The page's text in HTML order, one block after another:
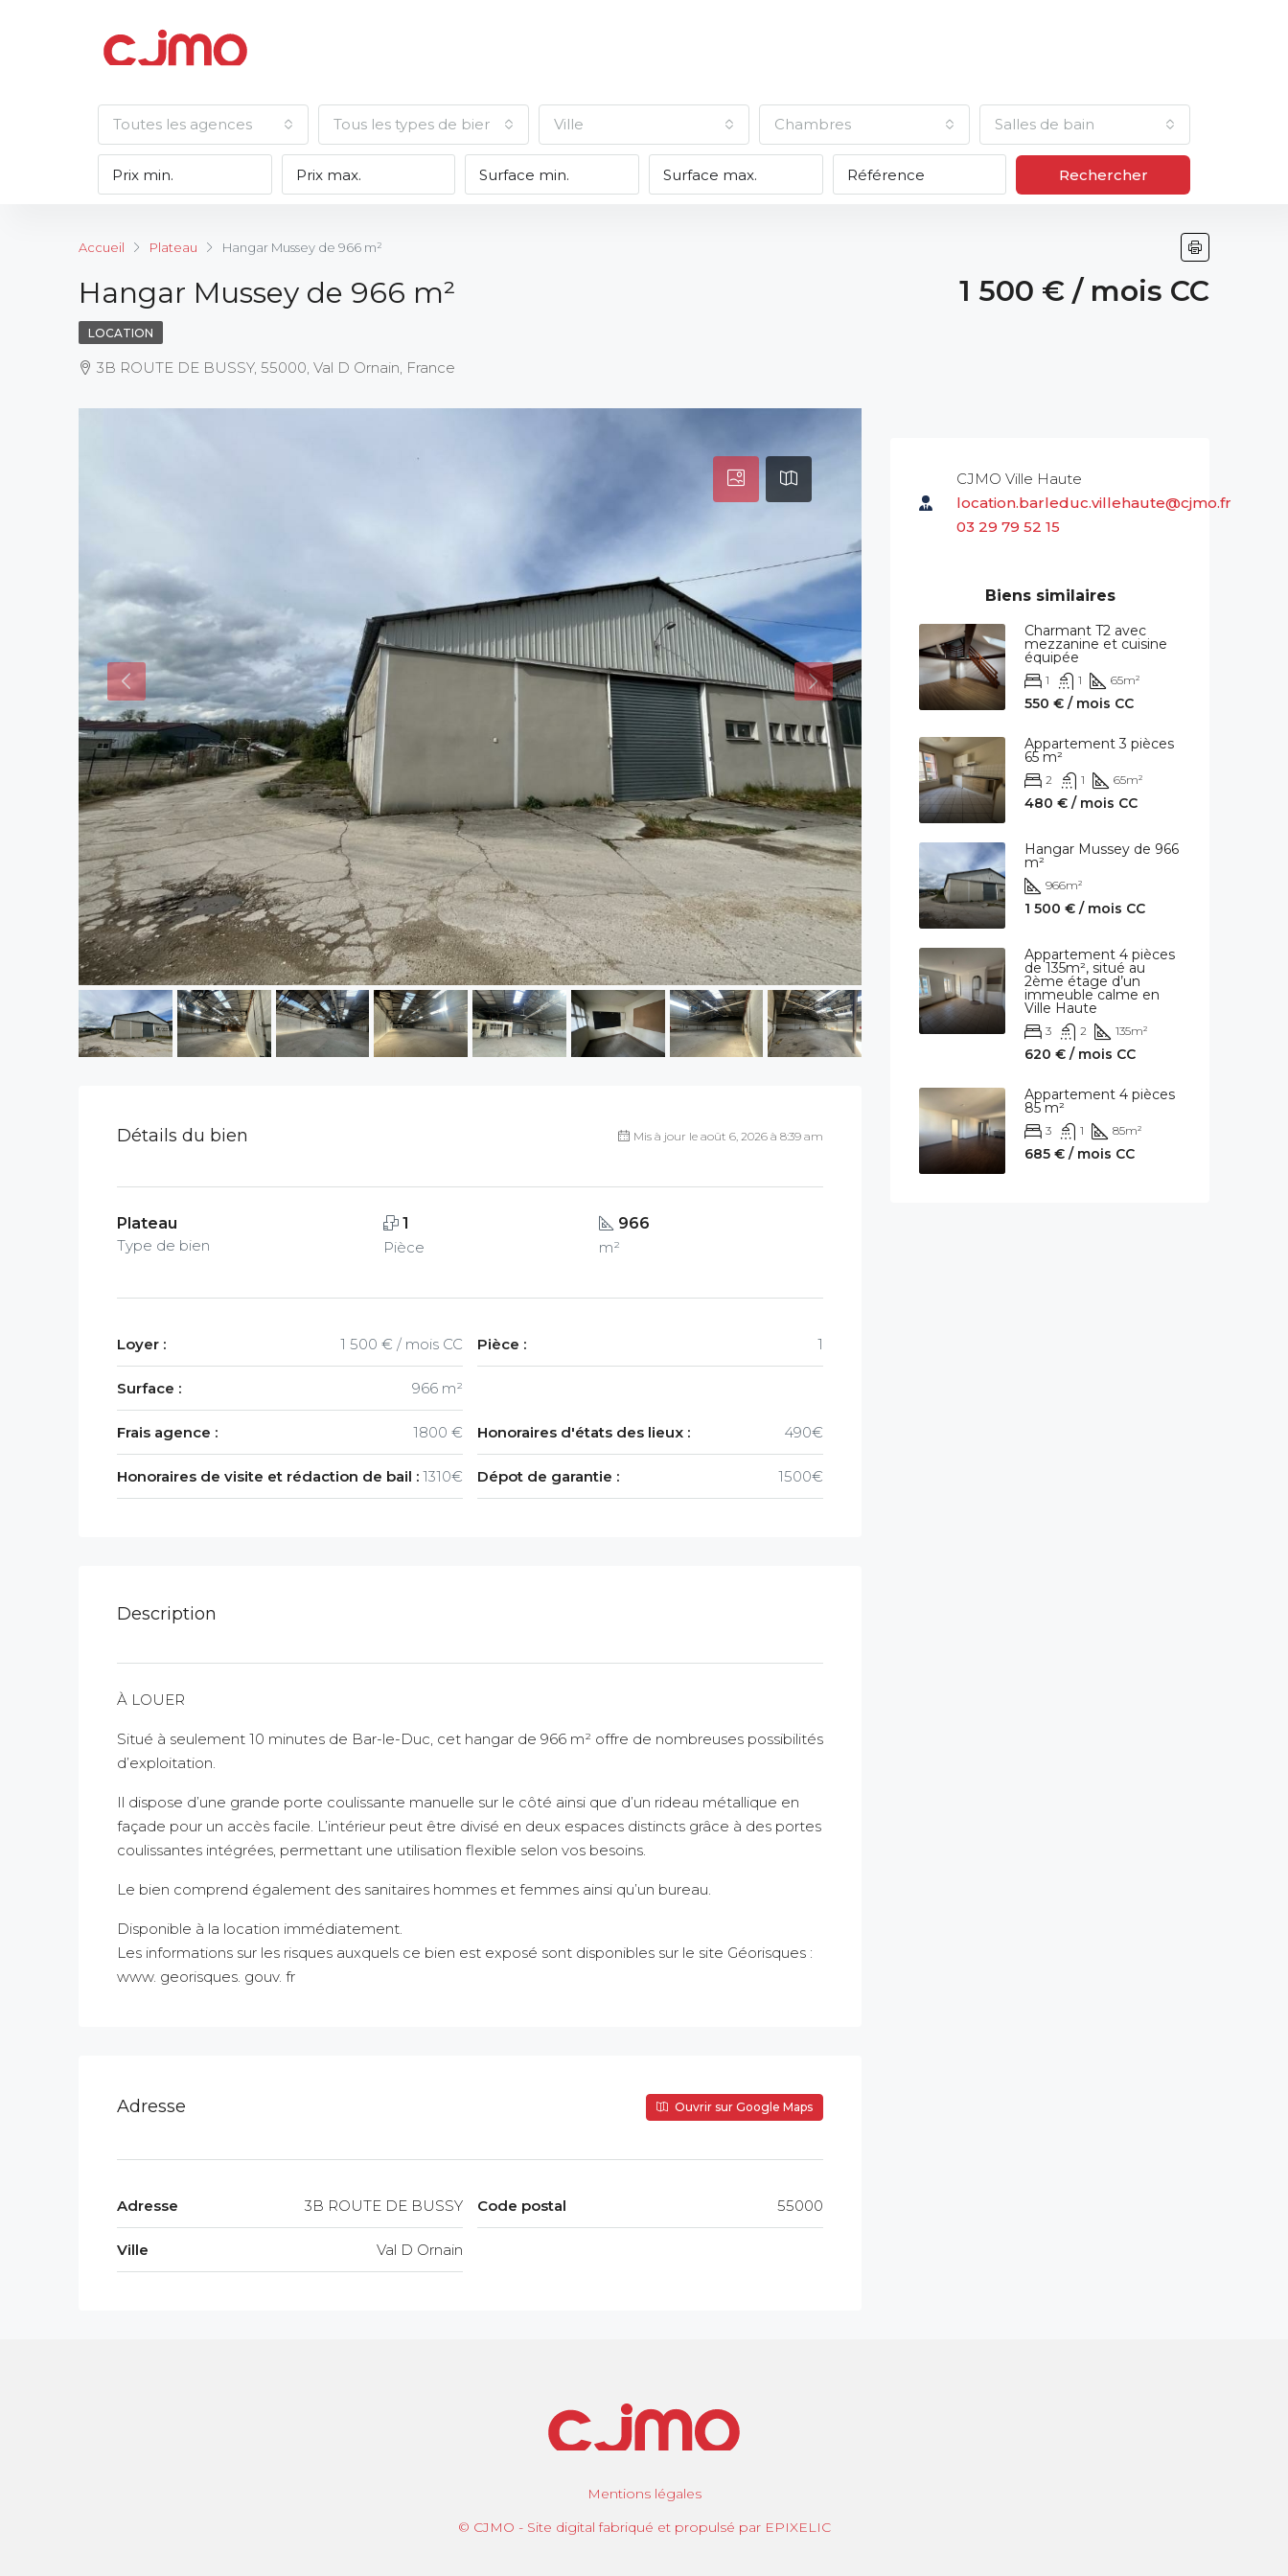
Toutes les agences Tous les types de biens Ville Chambres Salles de bain
Rechercher
Accueil Plateau Hangar Mussey de 966 m²
Hangar Mussey de 966 m² 1 500 € / mois CC
LOCATION
3B ROUTE DE BUSSY, 55000, Val D Ornain, France
Détails du bien Mis à jour le août 6, 2026 à 8:39 am
Plateau
Type de bien
1
Pièce
966
m²
Loyer : 1 500 € / mois CC
Surface : 966 m²
Pièce : 1
Frais agence : 1800 €
Honoraires de visite et rédaction de bail : 1310€
Honoraires d'états des lieux : 490€
Dépot de garantie : 1500€
Description
À LOUER
Situé à seulement 10 minutes de Bar-le-Duc, cet hangar de 966 m² offre de nombreuses possibilités
d’exploitation.
Il dispose d’une grande porte coulissante manuelle sur le côté ainsi que d’un rideau métallique en
façade pour un accès facile. L’intérieur peut être divisé en deux espaces distincts grâce à des portes
coulissantes intégrées, permettant une utilisation flexible selon vos besoins.
Le bien comprend également des sanitaires hommes et femmes ainsi qu’un bureau.
Disponible à la location immédiatement.
Les informations sur les risques auxquels ce bien est exposé sont disponibles sur le site Géorisques :
www. georisques. gouv. fr
Adresse Ouvrir sur Google Maps
Adresse 3B ROUTE DE BUSSY
Ville Val D Ornain
Code postal 55000
CJMO Ville Haute
location.barleduc.villehaute@cjmo.fr
03 29 79 52 15
Biens similaires
Charmant T2 avec
mezzanine et cuisine
équipée
1 1 65m²
550 € / mois CC
Appartement 3 pièces
65 m²
2 1 65m²
480 € / mois CC
Hangar Mussey de 966
m²
966m²
1 500 € / mois CC
Appartement 4 pièces
de 135m², situé au
2ème étage d’un
immeuble calme en
Ville Haute
3 2 135m²
620 € / mois CC
Appartement 4 pièces
85 m²
3 1 85m²
685 € / mois CC
Mentions légales
© CJMO - Site digital fabriqué et propulsé par EPIXELIC